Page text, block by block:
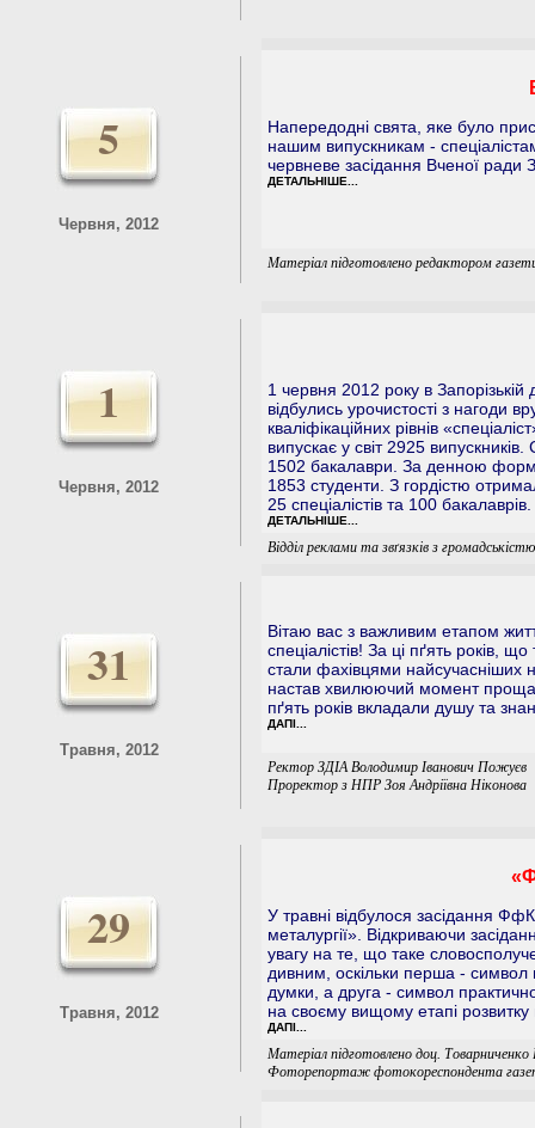
5
Червня, 2012
Напередодні свята, яке було
нашим випускникам -
червневе засідання Вченої ради
ДЕТАЛЬНІШЕ...
Матеріал підготовлено редактором
1
Червня, 2012
1 червня 2012 року в Запорізькій
відбулись урочистості з нагоди
кваліфікаційних рівнів
випускає у світ 2925
1502 бакалаври. За денною
1853 студенти. З гордістю
25 спеціалістів та 100 бакалаврів.
ДЕТАЛЬНІШЕ...
Відділ реклами та звґязків з громадськістю
31
Травня, 2012
Вітаю вас з важливим етапом
спеціалістів! За ці пґять років,
стали фахівцями найсучасніших
настав хвилюючий момент
пґять років вкладали душу та
ДАПІ...
Ректор ЗДІА Володимир Іванович Пожуєв
Проректор з НПР Зоя Андріївна Ніконова
29
Травня, 2012
У травні відбулося засідання
металургії». Відкриваючи
увагу на те, що таке
дивним, оскільки перша - символ
думки, а друга - символ
на своєму вищому етапі
ДАПІ...
Матеріал підготовлено доц.
Фоторепортаж фотокореспондента